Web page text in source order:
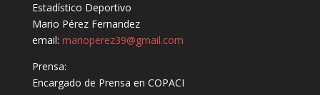
Estadístico Deportivo
Mario Pérez Fernandez
email: marioperez39@gmail.com
Prensa:
Encargado de Prensa en COPACI